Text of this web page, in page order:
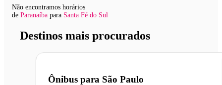
Não encontramos horários
de Paranaíba para Santa Fé do Sul
Destinos mais procurados
Ônibus para São Paulo